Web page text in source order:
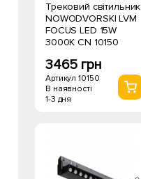
Трековий світильник
NOWODVORSKI LVM
FOCUS LED 15W
3000К CN 10150
3465 грн
Артикул 10150
В наявності
1-3 дня